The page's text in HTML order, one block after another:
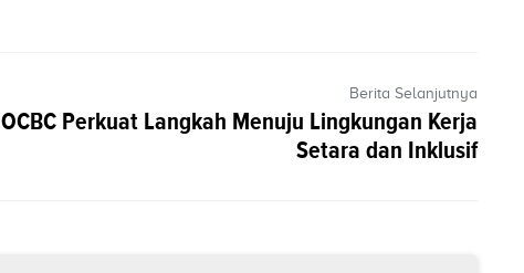
Berita Selanjutnya
OCBC Perkuat Langkah Menuju Lingkungan Kerja
Setara dan Inklusif